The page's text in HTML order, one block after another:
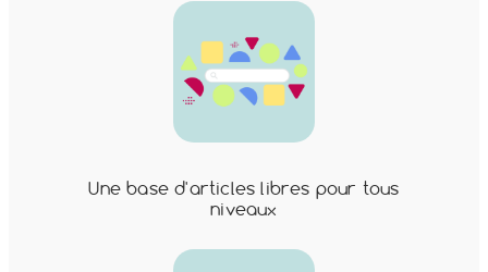
Une base d'articles libres pour tous
niveaux